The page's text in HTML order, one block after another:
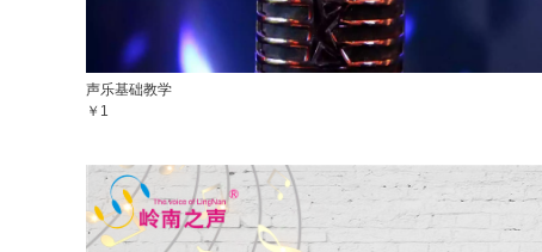
声乐基础教学
￥1